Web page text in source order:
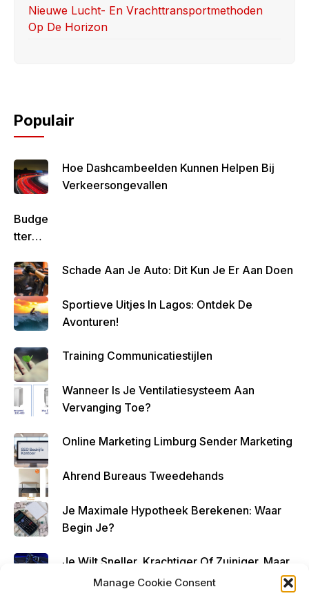
Manage Cookie Consent
Nieuwe Lucht- En Vrachttransportmethoden
Op De Horizon
Populair
Hoe Dashcambeelden Kunnen Helpen Bij
Verkeersongevallen
Budge
Tteren
Belan
Grijk
Om
Zo
Geld
Over
Te
Houde
Schade Aan Je Auto: Dit Kun Je Er Aan Doen
Sportieve Uitjes In Lagos: Ontdek De
Avonturen!
Training Communicatiestijlen
Wanneer Is Je Ventilatiesysteem Aan
Vervanging Toe?
Online Marketing Limburg Sender Marketing
Ahrend Bureaus Tweedehands
Je Maximale Hypotheek Berekenen: Waar
Begin Je?
Je Wilt Sneller, Krachtiger Of Zuiniger. Maar,
Kun Je Elke Auto Tunen?